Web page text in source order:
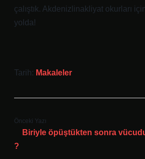
çalıştık. Akdenizlinakliyat okurları
yolda!
Tarih: Makaleler
Önceki Yazı
Biriyle öpüştükten sonra
?